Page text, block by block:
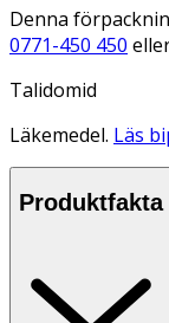
Denna
0771-450 450
Talidomid
Läkemedel. Läs
Produktfakta